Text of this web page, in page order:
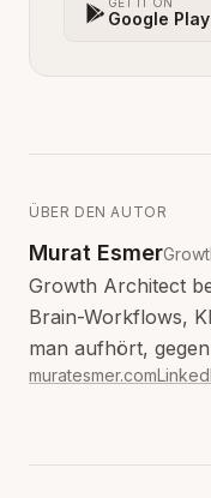
Google Play
ÜBER DEN AUTOR
Murat Esmer
Growth Architect
Brain-Workflows,
man aufhört,
muratesmer.com